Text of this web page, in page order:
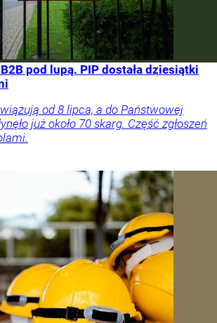
pod lupą. PIP dostała dziesiątki
od 8 lipca, a do Państwowej
już około 70 skarg. Część zgłoszeń